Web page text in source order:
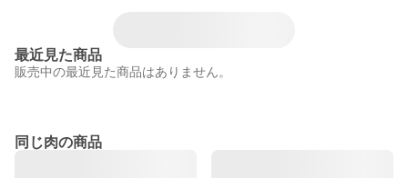
最近見た商品
販売中の最近見た商品はありません。
同じ肉の商品